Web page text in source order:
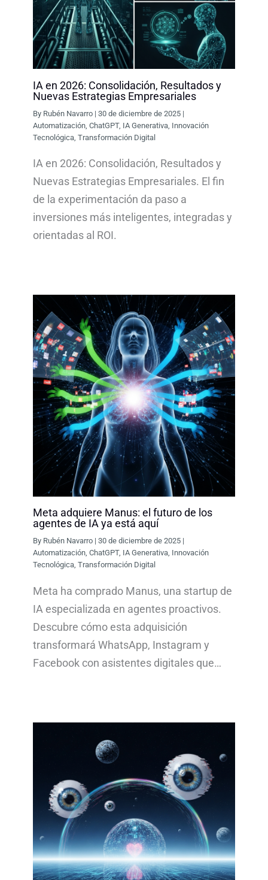
IA en 2026: Consolidación, Resultados y
Nuevas Estrategias Empresariales
By Rubén Navarro |30 de diciembre de 2025 |
Automatización ,ChatGPT, IA Generativa Innovación
Tecnológica ,Transformación Digital
IA en 2026: Consolidación, Resultados y
Nuevas Estrategias Empresariales. El fin
de la experimentación da paso a
inversiones más inteligentes, integradas y
orientadas al ROI.
Meta adquiere Manus: el futuro de los
agentes de IA ya está aquí
By Rubén Navarro |30 de diciembre de 2025 |
Automatización,ChatGPT, IA Generativa, Innovación
Tecnológica,Transformación Digital
Meta ha comprado Manus, una startup de
IA especializada en agentes proactivos.
Descubre cómo esta adquisición
transformará WhatsApp, Instagram y
Facebook con asistentes digitales que…